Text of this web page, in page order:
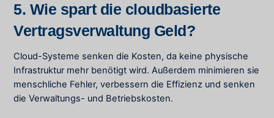
5. Wie spart die cloudbasierte
Vertragsverwaltung Geld?
Cloud-Systeme senken die Kosten, da keine physische
Infrastruktur mehr benötigt wird. Außerdem minimieren sie
menschliche Fehler, verbessern die Effizienz und senken
die Verwaltungs- und Betriebskosten.